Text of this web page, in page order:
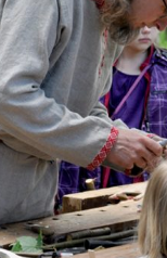
PUUTÖÖ ÕPITUBA